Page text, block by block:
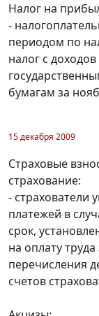
Налог на
-
периодом по
налог с
бумагам за
15 декабря 2009
Страховые
страхование:
- страхователи
платежей в
срок,
на оплату
перечисления
счетов